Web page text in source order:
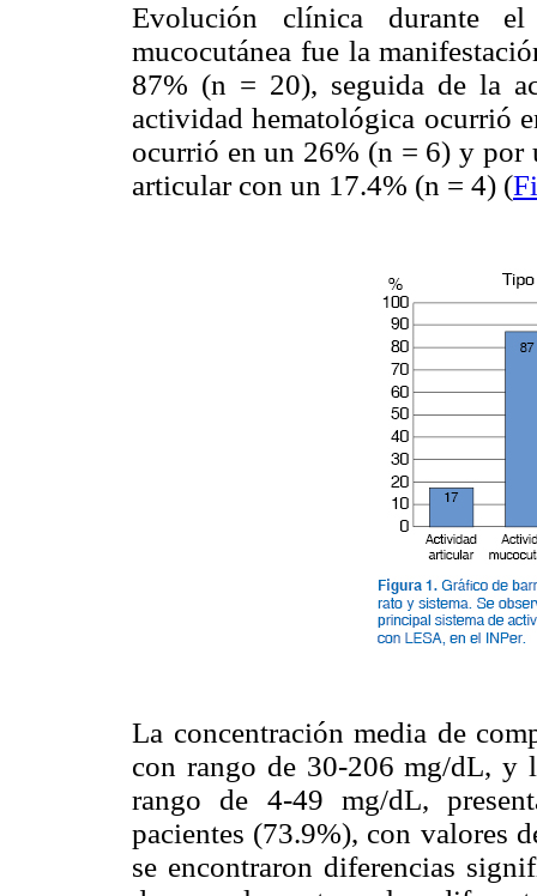
Evolución clínica durante
mucocutánea fue la
87% (n = 20), seguida de la
actividad hematológica ocurrió
ocurrió en un 26% (n = 6) y por
articular con un 17.4% (n = 4) (
La concentración media de
con rango de 30-206 mg/dL,
rango de 4-49 mg/dL,
pacientes (73.9%), con valores
se encontraron diferencias